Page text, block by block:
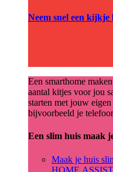
Neem snel een
Een smarthome
aantal kitjes voor jou
starten met jouw
bijvoorbeeld je
Een slim huis maak
Maak je huis
HOME